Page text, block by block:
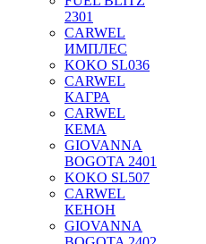
2301
CARWEL
ИМПЛЕС
KOKO SL036
CARWEL
КАГРА
CARWEL
КЕМА
GIOVANNA
BOGOTA 2401
KOKO SL507
CARWEL
КЕНОН
GIOVANNA